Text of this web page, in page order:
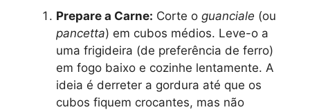
Prepare a Carne: Corte o guanciale (ou
pancetta) em cubos médios. Leve-o a
uma frigideira (de preferência de ferro)
em fogo baixo e cozinhe lentamente. A
ideia é derreter a gordura até que os
cubos fiquem crocantes, mas não